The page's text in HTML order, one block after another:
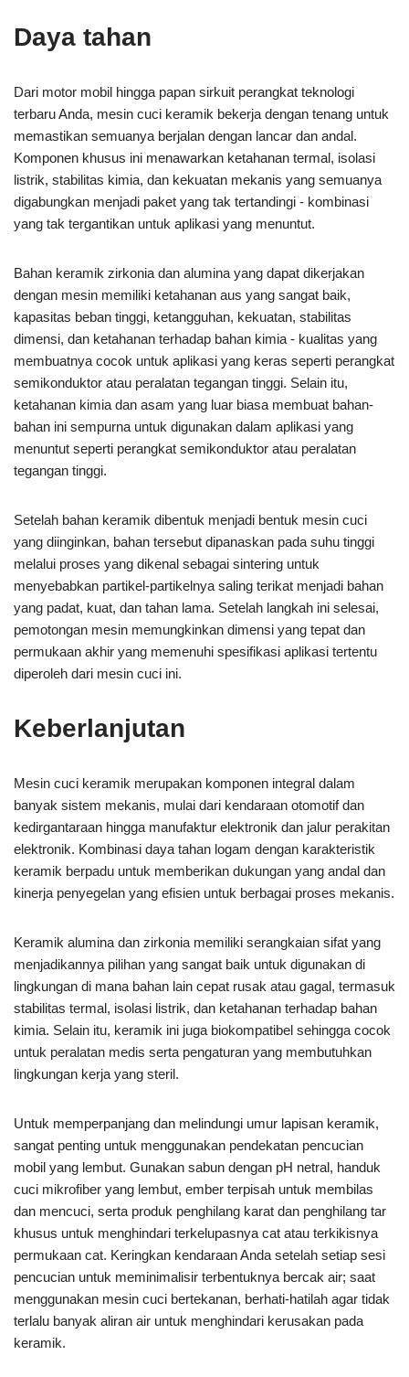
Daya tahan
Dari motor mobil hingga papan sirkuit perangkat teknologi
terbaru Anda, mesin cuci keramik bekerja dengan tenang untuk
memastikan semuanya berjalan dengan lancar dan andal.
Komponen khusus ini menawarkan ketahanan termal, isolasi
listrik, stabilitas kimia, dan kekuatan mekanis yang semuanya
digabungkan menjadi paket yang tak tertandingi - kombinasi
yang tak tergantikan untuk aplikasi yang menuntut.
Bahan keramik zirkonia dan alumina yang dapat dikerjakan
dengan mesin memiliki ketahanan aus yang sangat baik,
kapasitas beban tinggi, ketangguhan, kekuatan, stabilitas
dimensi, dan ketahanan terhadap bahan kimia - kualitas yang
membuatnya cocok untuk aplikasi yang keras seperti perangkat
semikonduktor atau peralatan tegangan tinggi. Selain itu,
ketahanan kimia dan asam yang luar biasa membuat bahan-
bahan ini sempurna untuk digunakan dalam aplikasi yang
menuntut seperti perangkat semikonduktor atau peralatan
tegangan tinggi.
Setelah bahan keramik dibentuk menjadi bentuk mesin cuci
yang diinginkan, bahan tersebut dipanaskan pada suhu tinggi
melalui proses yang dikenal sebagai sintering untuk
menyebabkan partikel-partikelnya saling terikat menjadi bahan
yang padat, kuat, dan tahan lama. Setelah langkah ini selesai,
pemotongan mesin memungkinkan dimensi yang tepat dan
permukaan akhir yang memenuhi spesifikasi aplikasi tertentu
diperoleh dari mesin cuci ini.
Keberlanjutan
Mesin cuci keramik merupakan komponen integral dalam
banyak sistem mekanis, mulai dari kendaraan otomotif dan
kedirgantaraan hingga manufaktur elektronik dan jalur perakitan
elektronik. Kombinasi daya tahan logam dengan karakteristik
keramik berpadu untuk memberikan dukungan yang andal dan
kinerja penyegelan yang efisien untuk berbagai proses mekanis.
Keramik alumina dan zirkonia memiliki serangkaian sifat yang
menjadikannya pilihan yang sangat baik untuk digunakan di
lingkungan di mana bahan lain cepat rusak atau gagal, termasuk
stabilitas termal, isolasi listrik, dan ketahanan terhadap bahan
kimia. Selain itu, keramik ini juga biokompatibel sehingga cocok
untuk peralatan medis serta pengaturan yang membutuhkan
lingkungan kerja yang steril.
Untuk memperpanjang dan melindungi umur lapisan keramik,
sangat penting untuk menggunakan pendekatan pencucian
mobil yang lembut. Gunakan sabun dengan pH netral, handuk
cuci mikrofiber yang lembut, ember terpisah untuk membilas
dan mencuci, serta produk penghilang karat dan penghilang tar
khusus untuk menghindari terkelupasnya cat atau terkikisnya
permukaan cat. Keringkan kendaraan Anda setelah setiap sesi
pencucian untuk meminimalisir terbentuknya bercak air; saat
menggunakan mesin cuci bertekanan, berhati-hatilah agar tidak
terlalu banyak aliran air untuk menghindari kerusakan pada
keramik.